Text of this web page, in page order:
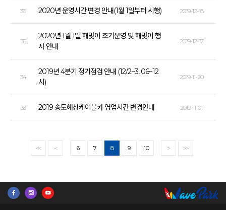
36 2020년 운영시간 변경 안내(1월 1일부터 시행) 2019-12-18
35
2020년 1월 1일 해맞이 조기운영 및 해맞이 행
사 안내
2019-12-17
34
2019년 4분기 정기점검 안내 (12/2~3, 06~12
시)
2019-11-20
33 2019 송도해상케이블카 영업시간 변경안내 2019-11-01
<< < 6 7 8 9 10 > >>